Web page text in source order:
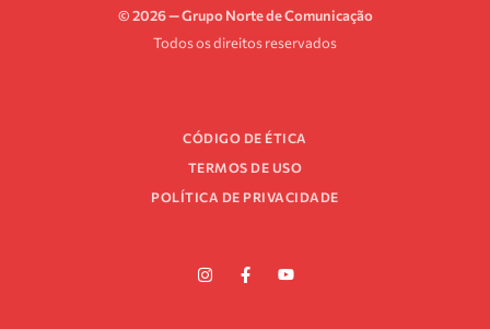
© 2026 — Grupo Norte de Comunicação
Todos os direitos reservados
CÓDIGO DE ÉTICA
TERMOS DE USO
POLÍTICA DE PRIVACIDADE